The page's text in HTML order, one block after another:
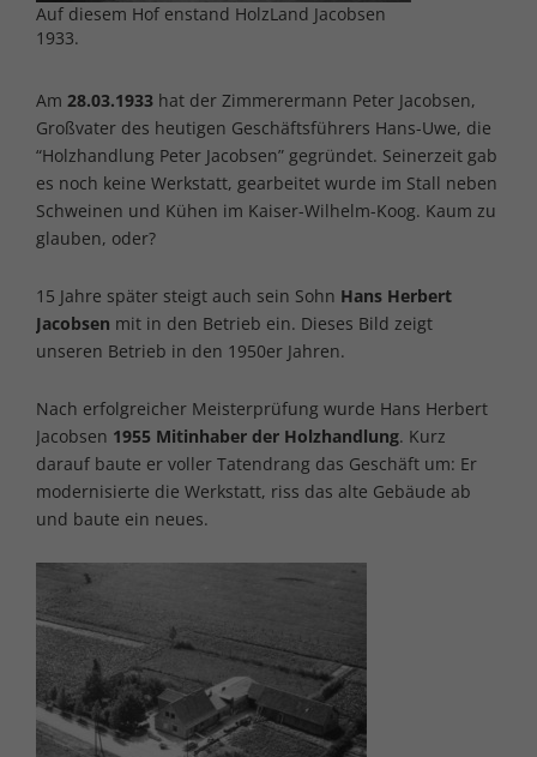
Auf diesem Hof enstand HolzLand Jacobsen
1933.
Am 28.03.1933 hat der Zimmerermann Peter Jacobsen,
Großvater des heutigen Geschäftsführers Hans-Uwe, die
“Holzhandlung Peter Jacobsen” gegründet. Seinerzeit gab
es noch keine Werkstatt, gearbeitet wurde im Stall neben
Schweinen und Kühen im Kaiser-Wilhelm-Koog. Kaum zu
glauben, oder?
15 Jahre später steigt auch sein Sohn Hans Herbert
Jacobsen mit in den Betrieb ein. Dieses Bild zeigt
unseren Betrieb in den 1950er Jahren.
Nach erfolgreicher Meisterprüfung wurde Hans Herbert
Jacobsen 1955 Mitinhaber der Holzhandlung. Kurz
darauf baute er voller Tatendrang das Geschäft um: Er
modernisierte die Werkstatt, riss das alte Gebäude ab
und baute ein neues.